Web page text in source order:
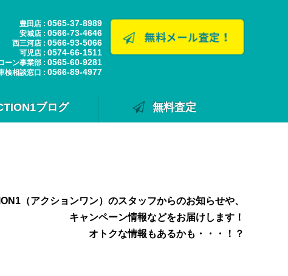
豊田店 : 0565-37-8989
安城店 : 0566-73-4646
西三河店 : 0566-93-5066
可児店 : 0574-66-1511
ーン事業部 : 0565-60-9281
検相談窓口 : 0566-89-4977
ブログ 無料査定
（アクションワン）のスタッフからのお知らせや、
キャンペーン情報などをお届けします！
オトクな情報もあるかも・・・！？